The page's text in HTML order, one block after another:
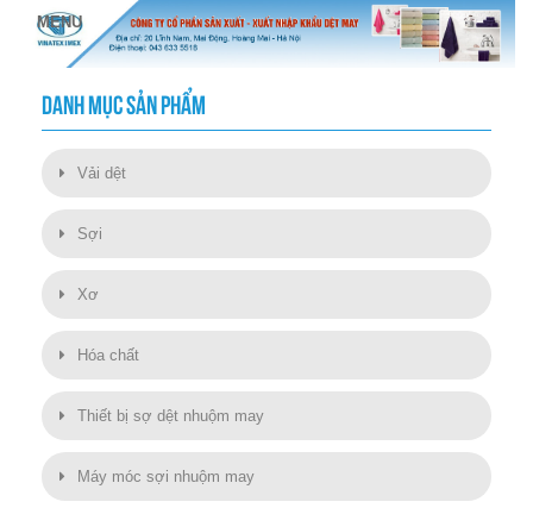
DANH MỤC SẢN PHẨM
Vải dệt
Sợi
Xơ
Hóa chất
Thiết bị sợ dệt nhuộm may
Máy móc sợi nhuộm may